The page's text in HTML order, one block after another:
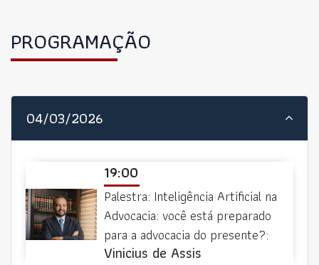
PROGRAMAÇÃO
04/03/2026
19:00
Palestra: Inteligência Artificial na
Advocacia: você está preparado
para a advocacia do presente?:
Vinicius de Assis